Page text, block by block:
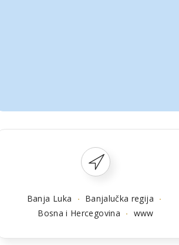
Banja Luka
Banjalučka regija
Bosna i Hercegovina
www